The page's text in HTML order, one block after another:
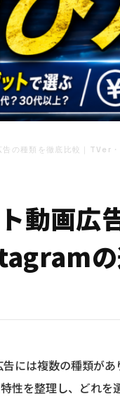
告の種類を徹底比較｜
動画広
の
には複数の種類が
性を整理し、どれを